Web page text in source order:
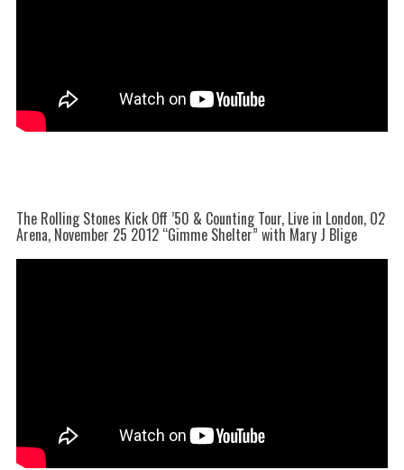
The Rolling Stones Kick Off ’50 & Counting Tour, Live in London, O2
Arena, November 25 2012 “Gimme Shelter” with Mary J Blige